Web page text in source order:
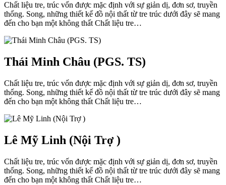
Chất liệu tre, trúc vốn được mặc định với sự giản dị, đơn sơ, truyền
thống. Song, những thiết kế đồ nội thất từ tre trúc dưới đây sẽ mang
đến cho bạn một không thất Chất liệu tre…
Thái Minh Châu (PGS. TS)
Chất liệu tre, trúc vốn được mặc định với sự giản dị, đơn sơ, truyền
thống. Song, những thiết kế đồ nội thất từ tre trúc dưới đây sẽ mang
đến cho bạn một không thất Chất liệu tre…
Lê Mỹ Linh (Nội Trợ )
Chất liệu tre, trúc vốn được mặc định với sự giản dị, đơn sơ, truyền
thống. Song, những thiết kế đồ nội thất từ tre trúc dưới đây sẽ mang
đến cho bạn một không thất Chất liệu tre…